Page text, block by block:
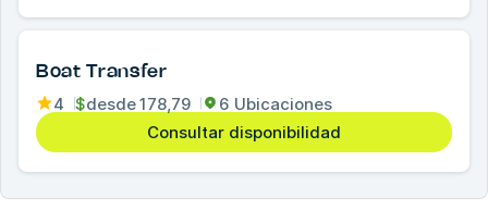
Boat Transfer
4 $desde178,79
6 Ubicaciones
Consultar disponibilidad